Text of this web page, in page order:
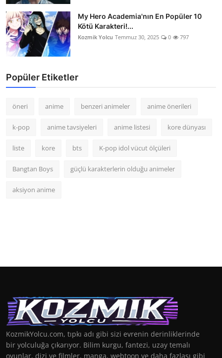
My Hero Academia'nın En Popüler 10
Kötü Karakteri!...
Kozmik Yolcu Temmuz 30, 2025 0 797
Popüler Etiketler
öneri anime benzeri animeler anime önerileri
k-pop anime tavsiyeleri anime listesi kore dünyası
liste kore bts K-pop idol vücut ölçüleri
Bangtan Boys güçlü karakterlerin olduğu animeler
aksiyon anime
KozmikYolcu.com, tıpkı adı gibi sizi evrenin derinliklerinde
bir yolculuğa çıkarıyor. Bilim kurgu, fantezi, uzay temalı
oyunlar, dizi ve filmler, manga, webtoon ve daha fazlası gibi